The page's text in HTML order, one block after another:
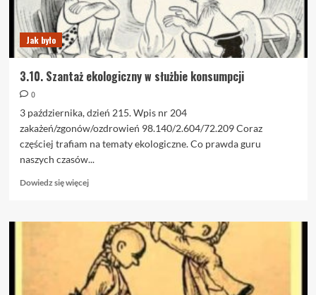
Jak było
3.10. Szantaż ekologiczny w służbie konsumpcji
0
3 października, dzień 215. Wpis nr 204
zakażeń/zgonów/ozdrowień 98.140/2.604/72.209 Coraz
częściej trafiam na tematy ekologiczne. Co prawda guru
naszych czasów...
Dowiedz się więcejDowiedz
o
3.10.
Szantaż
ekologiczny
w
służbie